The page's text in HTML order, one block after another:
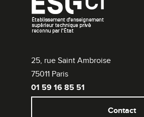
25, rue Saint Ambroise
75011 Paris
01 59 16 85 51
Contact